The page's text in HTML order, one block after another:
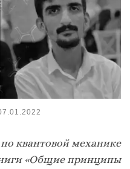
квантовой механике
«Общие принципы